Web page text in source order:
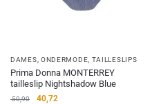
DAMES ONDERMODE TAILLESLIPS
Prima Donna MONTERREY
tailleslip Nightshadow Blue
50,90 40,72